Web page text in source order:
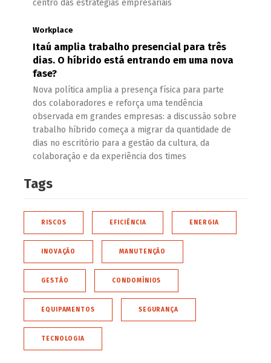
centro das estratégias empresariais
Workplace
Itaú amplia trabalho presencial para três
dias. O híbrido está entrando em uma nova
fase?
Nova política amplia a presença física para parte
dos colaboradores e reforça uma tendência
observada em grandes empresas: a discussão sobre
trabalho híbrido começa a migrar da quantidade de
dias no escritório para a gestão da cultura, da
colaboração e da experiência dos times
Tags
RISCOS EFICIÊNCIA ENERGIA
INOVAÇÃO MANUTENÇÃO
GESTÃO CONDOMÍNIOS
EQUIPAMENTOS SEGURANÇA
TECNOLOGIA